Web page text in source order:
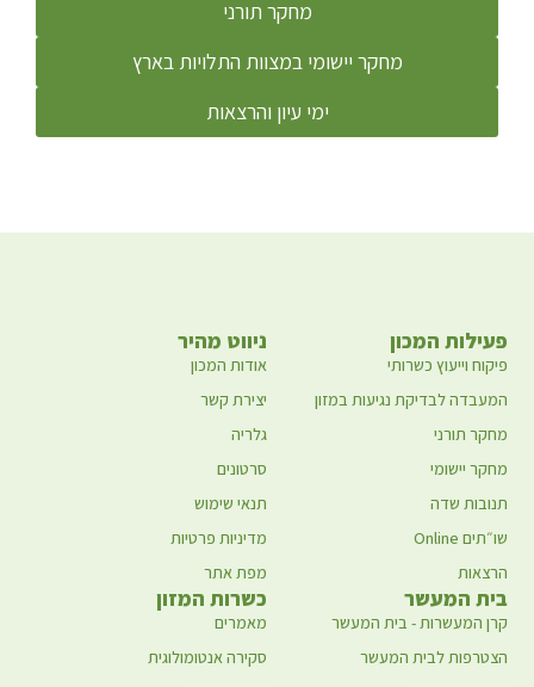
מחקר תורני
מחקר יישומי במצוות התלויות בארץ
ימי עיון והרצאות
ניווט מהיר
אודות המכון
יצירת קשר
גלריה
סרטונים
תנאי שימוש
מדיניות פרטיות
מפת אתר
פעילות המכון
פיקוח וייעוץ כשרותי
המעבדה לבדיקת נגיעות במזון
מחקר תורני
מחקר יישומי
תנובות שדה
שו״תים Online
הרצאות
כשרות המזון
מאמרים
סקירה אנטומולוגית
בית המעשר
קרן המעשרות - בית המעשר
הצטרפות לבית המעשר